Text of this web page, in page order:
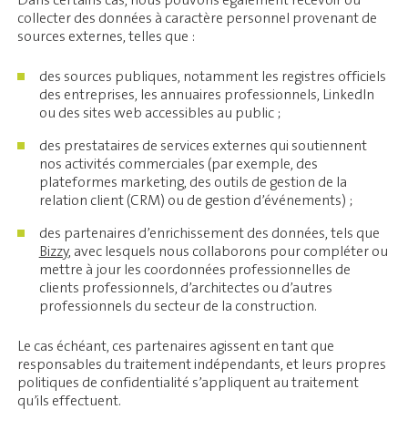
collecter des données à caractère personnel provenant de
sources externes, telles que :
des sources publiques, notamment les registres officiels
des entreprises, les annuaires professionnels, LinkedIn
ou des sites web accessibles au public ;
des prestataires de services externes qui soutiennent
nos activités commerciales (par exemple, des
plateformes marketing, des outils de gestion de la
relation client (CRM) ou de gestion d’événements) ;
des partenaires d’enrichissement des données, tels que
Bizzy, avec lesquels nous collaborons pour compléter ou
mettre à jour les coordonnées professionnelles de
clients professionnels, d’architectes ou d’autres
professionnels du secteur de la construction.
Le cas échéant, ces partenaires agissent en tant que
responsables du traitement indépendants, et leurs propres
politiques de confidentialité s’appliquent au traitement
qu’ils effectuent.